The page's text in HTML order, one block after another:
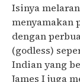
Isinya
menyamakan
dengan
(godless)
Indian yang
James I juga